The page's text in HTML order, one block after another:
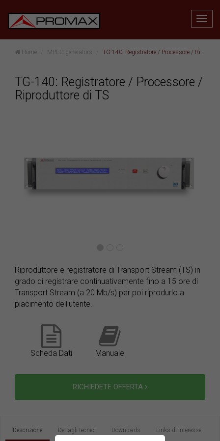
Home MPEG generators TG-140: Registratore / Processore / Riproduttore di TS
TG-140: Registratore / Processore /
Riproduttore di TS
Riproduttore e registratore di Transport Stream (TS) in
grado di registrare continuativamente fino a 15 ore di
Transport Stream (a 20 Mb/s) per poi riprodurlo a
piacimento dell'utente.
Scheda Dati Manuale
RICHIEDETE OFFERTA
Descrizione Dettagli tecnici Downloads Links di interesse